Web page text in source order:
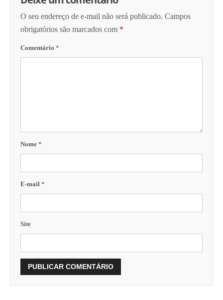
O seu endereço de e-mail não será publicado. Campos
obrigatórios são marcados com *
Comentário *
Nome *
E-mail *
Site